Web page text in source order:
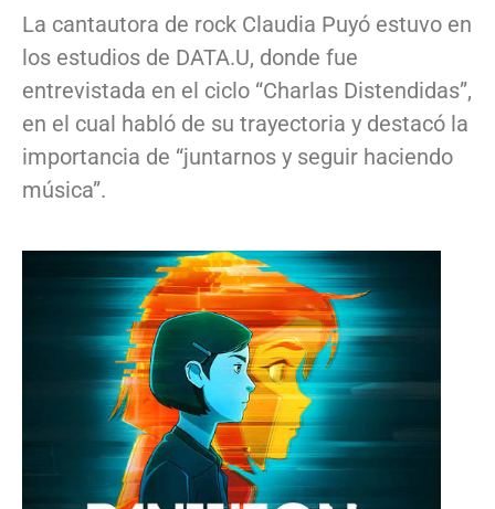
La cantautora de rock Claudia Puyó estuvo en
los estudios de DATA.U, donde fue
entrevistada en el ciclo “Charlas Distendidas”,
en el cual habló de su trayectoria y destacó la
importancia de “juntarnos y seguir haciendo
música”.